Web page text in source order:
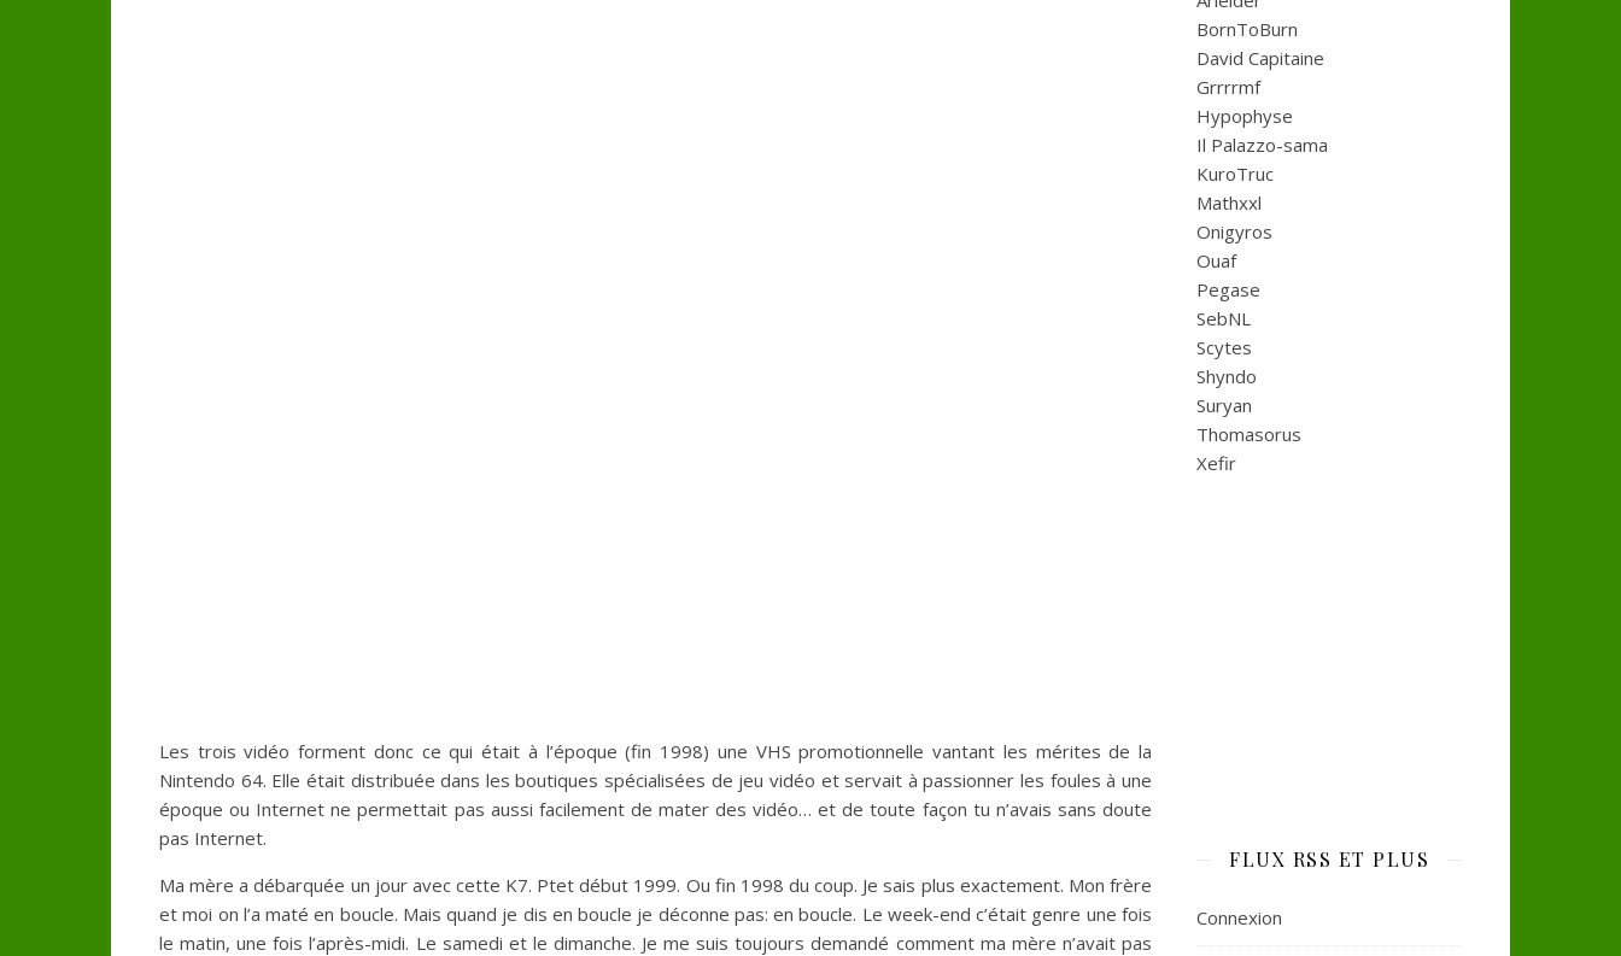
Les trois vidéo forment donc ce qui était à l’époque (fin 1998) une VHS promotionnelle vantant les mérites de la
Nintendo 64. Elle était distribuée dans les boutiques spécialisées de jeu vidéo et servait à passionner les foules à une
époque ou Internet ne permettait pas aussi facilement de mater des vidéo… et de toute façon tu n’avais sans doute
pas Internet.
Ma mère a débarquée un jour avec cette K7. Ptet début 1999. Ou fin 1998 du coup. Je sais plus exactement. Mon frère
et moi on l’a maté en boucle. Mais quand je dis en boucle je déconne pas: en boucle. Le week-end c’était genre une fois
le matin, une fois l’après-midi. Le samedi et le dimanche. Je me suis toujours demandé comment ma mère n’avait pas
BornToBurn
David Capitaine
Grrrrmf
Hypophyse
Il Palazzo-sama
KuroTruc
Mathxxl
Onigyros
Ouaf
Pegase
SebNL
Scytes
Shyndo
Suryan
Thomasorus
Xefir
FLUX RSS ET PLUS
Connexion